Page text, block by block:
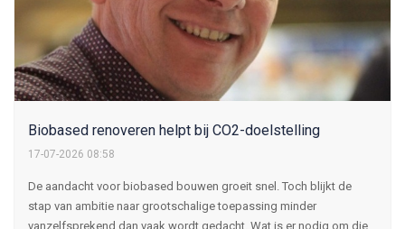
Biobased renoveren helpt bij CO2-doelstelling
17-07-2026 08:58
De aandacht voor biobased bouwen groeit snel. Toch blijkt de
stap van ambitie naar grootschalige toepassing minder
vanzelfsprekend dan vaak wordt gedacht. Wat is er nodig om die